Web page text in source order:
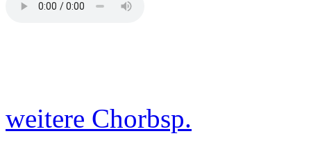
weitere Chorbsp.